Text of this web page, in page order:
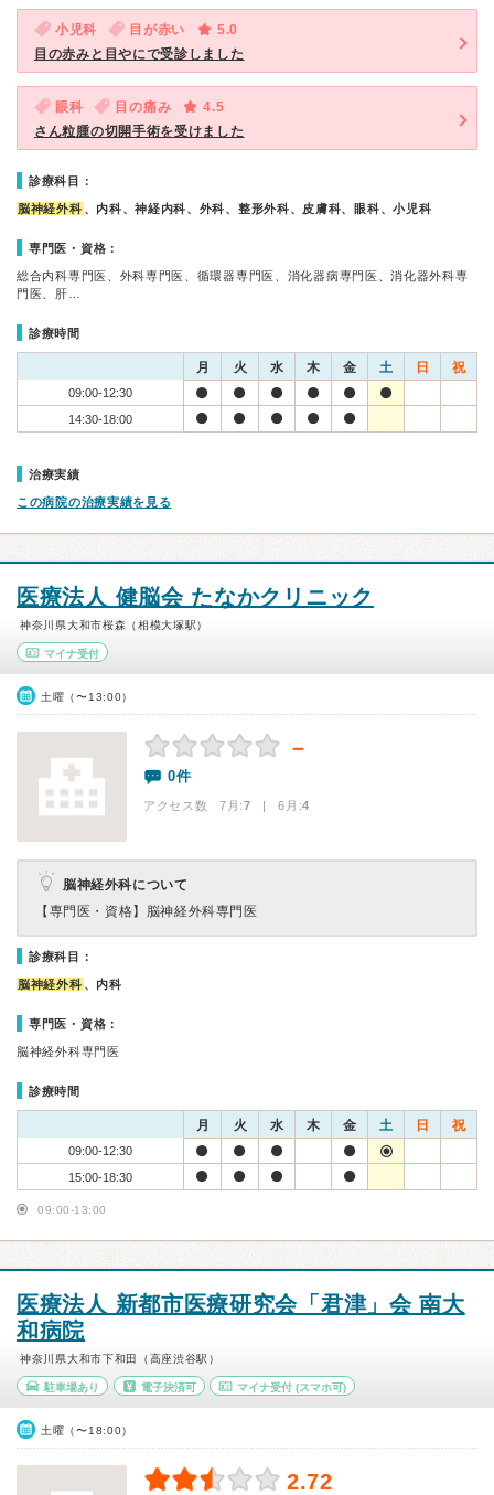
小児科 目が赤い
5.0
目の赤みと目やにで受診しました
眼科 目の痛み
4.5
さん粒腫の切開手術を受けました
診療科目：
脳神経外科 、内科、神経内科、外科、整形外科、皮膚科、眼科、小児科
専門医・資格：
総合内科専門医、外科専門医、循環器専門医、消化器病専門医、消化器外科専
門医、肝…
診療時間
月 火 水 木 金 土 日 祝
09:00-12:30
14:30-18:00
治療実績
この病院の治療実績を見る
医療法人 健脳会 たなかクリニック
神奈川県大和市桜森（相模大塚駅）
マイナ受付
土曜（〜13:00）
－
0件
アクセス数 7月:7 | 6月:4
脳神経外科について
【専門医・資格】 脳神経外科専門医
診療科目：
脳神経外科 、内科
専門医・資格：
脳神経外科専門医
診療時間
月 火 水 木 金 土 日 祝
09:00-12:30
15:00-18:30
09:00-13:00
医療法人 新都市医療研究会「君津」会 南大
和病院
神奈川県大和市下和田（高座渋谷駅）
駐車場あり 電子決済可 マイナ受付 (スマホ可)
土曜（〜18:00）
2.72